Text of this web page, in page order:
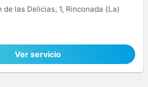
de las Delicias, 1, Rinconada (La)
Ver servicio